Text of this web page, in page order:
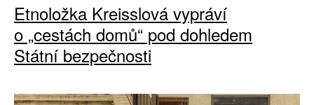
Etnoložka Kreisslová vypráví
o „cestách domů“ pod dohledem
Státní bezpečnosti